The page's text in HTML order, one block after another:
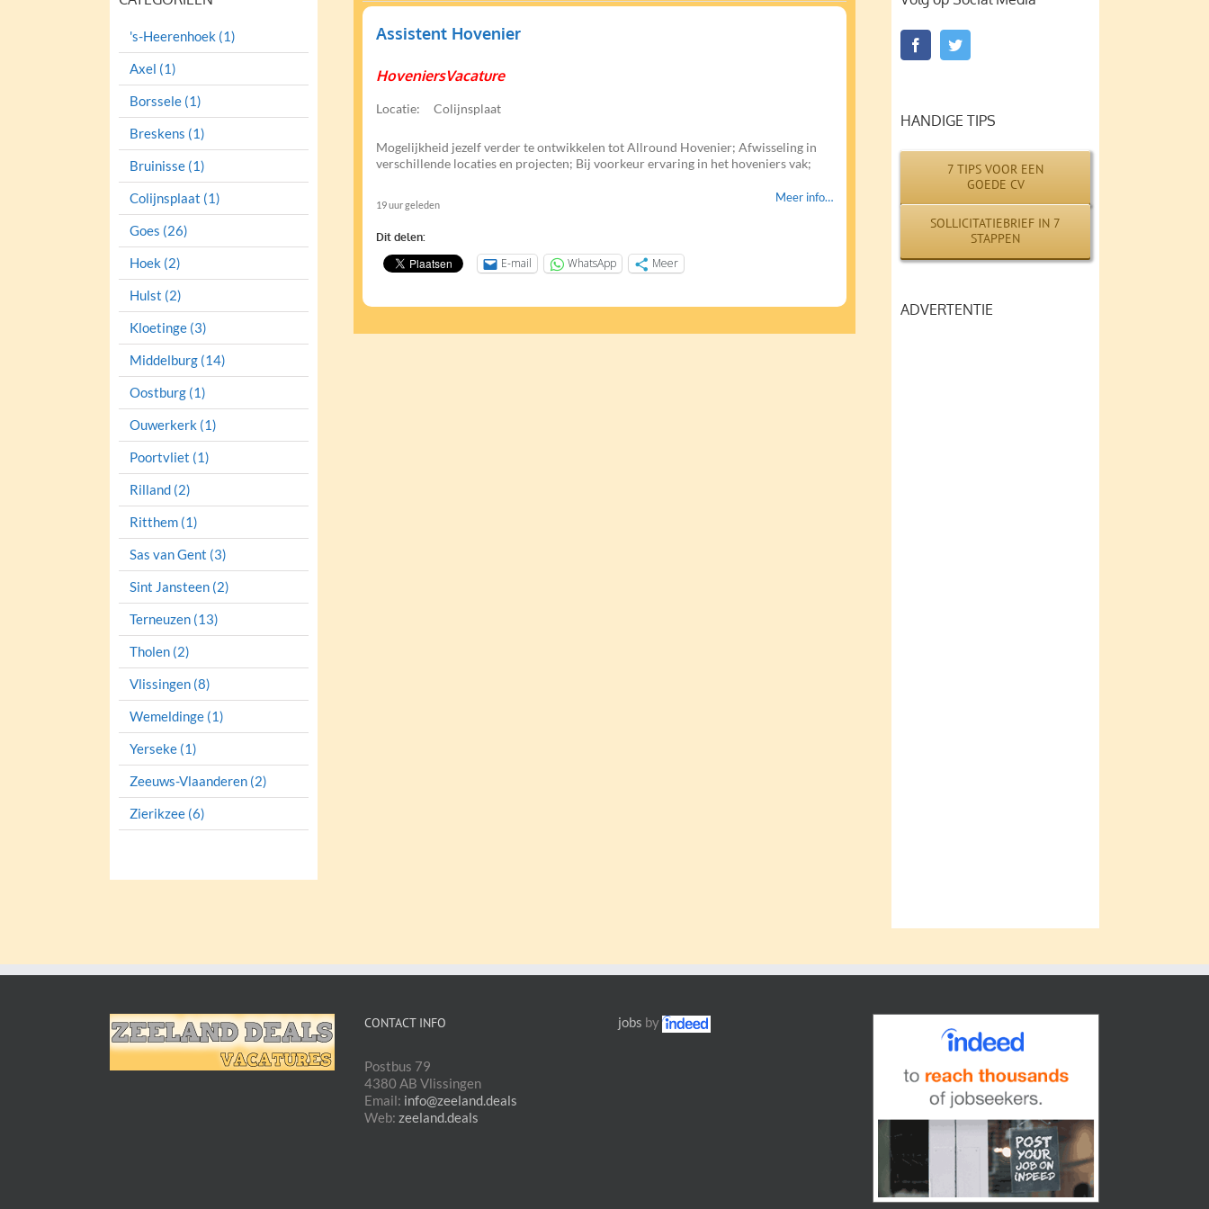
Assistent Hovenier
HoveniersVacature
Locatie: Colijnsplaat
Mogelijkheid jezelf verder te ontwikkelen tot Allround Hovenier; Afwisseling in
verschillende locaties en projecten; Bij voorkeur ervaring in het hoveniers vak;
Meer info…
19 uur geleden
Dit delen:
E-mail WhatsApp Meer
's-Heerenhoek (1)
Axel (1)
Borssele (1)
Breskens (1)
Bruinisse (1)
Colijnsplaat (1)
Goes (26)
Hoek (2)
Hulst (2)
Kloetinge (3)
Middelburg (14)
Oostburg (1)
Ouwerkerk (1)
Poortvliet (1)
Rilland (2)
Ritthem (1)
Sas van Gent (3)
Sint Jansteen (2)
Terneuzen (13)
Tholen (2)
Vlissingen (8)
Wemeldinge (1)
Yerseke (1)
Zeeuws-Vlaanderen (2)
Zierikzee (6)
HANDIGE TIPS
7 TIPS VOOR EEN
GOEDE CV
SOLLICITATIEBRIEF IN 7
STAPPEN
ADVERTENTIE
CONTACT INFO
Postbus 79
4380 AB Vlissingen
Email: info@zeeland.deals
Web: zeeland.deals
jobs by